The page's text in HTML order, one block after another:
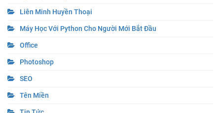
Liên Minh Huyền Thoại
Máy Học Với Python Cho Người Mới Bắt Đầu
Office
Photoshop
SEO
Tên Miền